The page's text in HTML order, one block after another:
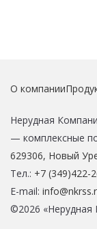
О компании
Нерудная
— комплексные
629306, Новый
Тел.: +7 (349)422-
E-mail:
©2026 «Нерудная